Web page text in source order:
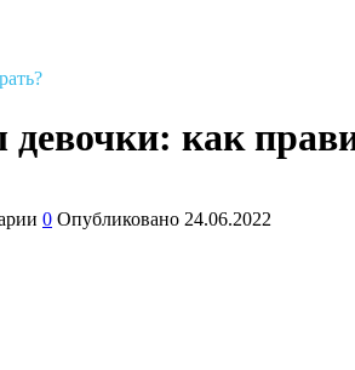
как
0 Опубликовано 24.06.2022